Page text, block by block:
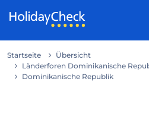
Startseite
Übersicht
Länderforen Dominikanische
Dominikanische Republik